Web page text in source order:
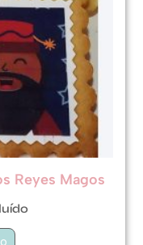
Reyes Magos